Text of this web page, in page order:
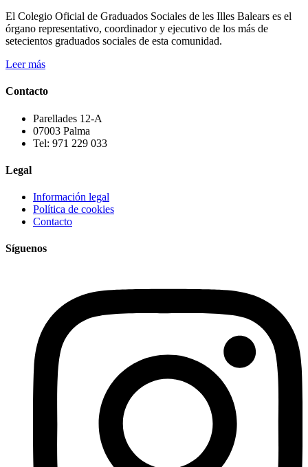
El Colegio Oficial de Graduados Sociales de les Illes Balears es el
órgano representativo, coordinador y ejecutivo de los más de
setecientos graduados sociales de esta comunidad.
Leer más
Contacto
Parellades 12-A
07003 Palma
Tel: 971 229 033
Legal
Información legal
Política de cookies
Contacto
Síguenos